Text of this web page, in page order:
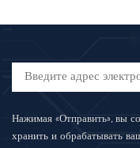
Нажимая «Отправить», вы
хранить и обрабатывать